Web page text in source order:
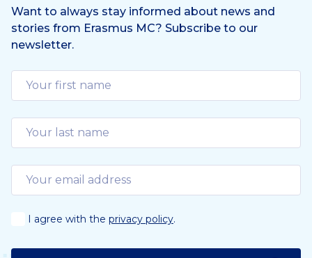
Want to always stay informed about news and
stories from Erasmus MC? Subscribe to our
newsletter.
I agree with the privacy policy.